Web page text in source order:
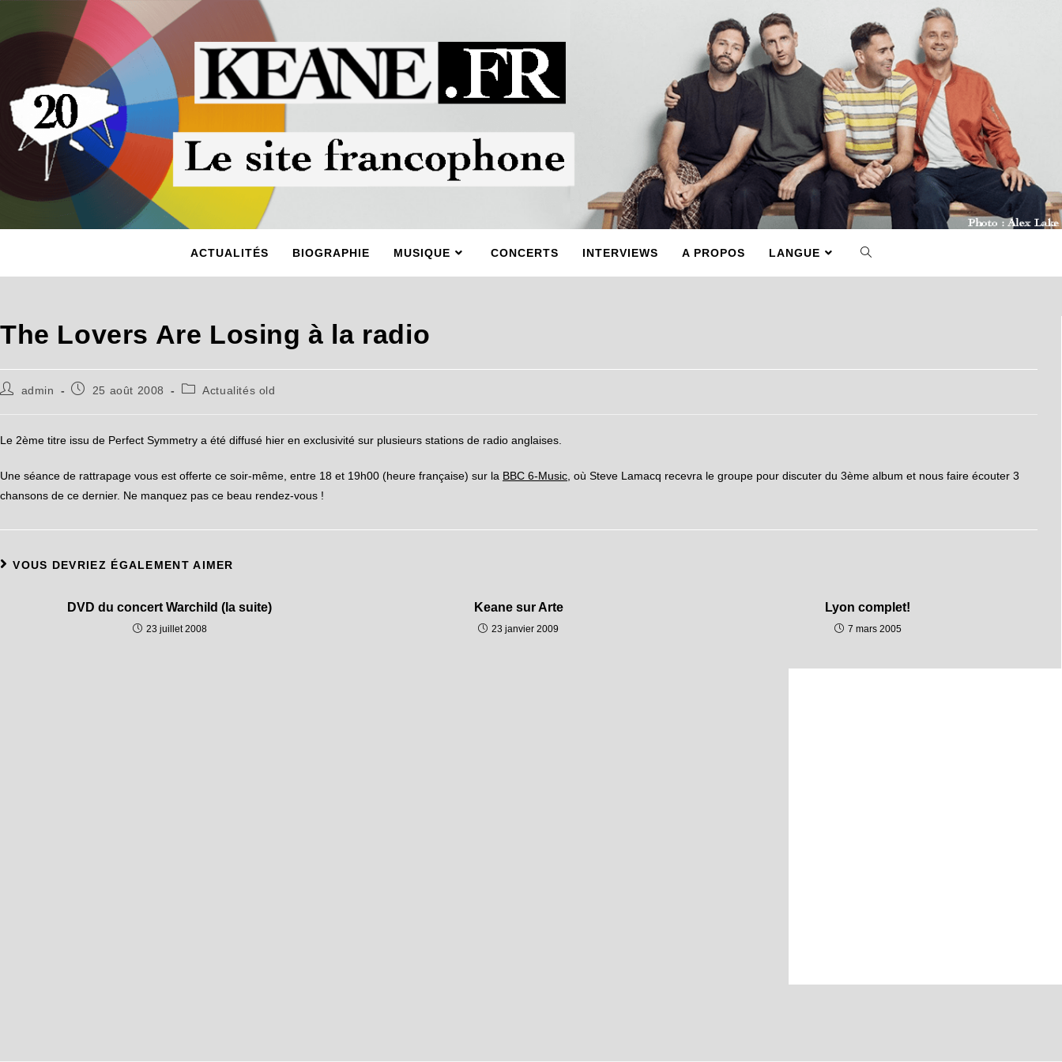
ACTUALITÉS BIOGRAPHIE MUSIQUE CONCERTS INTERVIEWS A PROPOS LANGUE
The Lovers Are Losing à la radio
admin 25 août 2008 Actualités old
Le 2ème titre issu de Perfect Symmetry a été diffusé hier en exclusivité sur plusieurs stations de radio anglaises.
Une séance de rattrapage vous est offerte ce soir-même, entre 18 et 19h00 (heure française) sur la BBC 6-Music , où Steve Lamacq recevra le groupe pour discuter du 3ème album et nous faire écouter 3
chansons de ce dernier. Ne manquez pas ce beau rendez-vous !
VOUS DEVRIEZ ÉGALEMENT AIMER
DVD du concert Warchild (la suite)
23 juillet 2008
Keane sur Arte
23 janvier 2009
Lyon complet!
7 mars 2005